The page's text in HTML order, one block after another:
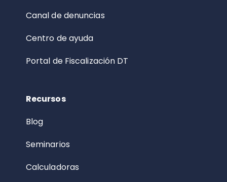
Canal de denuncias
Centro de ayuda
Portal de Fiscalización DT
Recursos
Blog
Seminarios
Calculadoras